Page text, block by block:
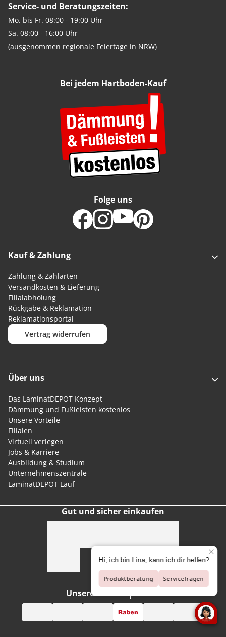
Service- und Beratungszeiten:
Mo. bis Fr. 08:00 - 19:00 Uhr
Sa. 08:00 - 16:00 Uhr
(ausgenommen regionale Feiertage in NRW)
Bei jedem Hartboden-Kauf
Kauf & Zahlung
Zahlung & Zahlarten
Versandkosten & Lieferung
Filialabholung
Rückgabe & Reklamation
Reklamationsportal
Vertrag widerrufen
Folge uns
Über uns
Das LaminatDEPOT Konzept
Dämmung und Fußleisten kostenlos
Unsere Vorteile
Filialen
Virtuell verlegen
Jobs & Karriere
Ausbildung & Studium
Unternehmenszentrale
LaminatDEPOT Lauf
Gut und sicher einkaufen
Unsere Versandpartner